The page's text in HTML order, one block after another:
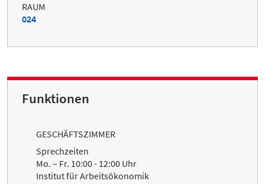
RAUM
024
Funktionen
GESCHÄFTSZIMMER
Sprechzeiten
Mo. – Fr. 10:00 - 12:00 Uhr
Institut für Arbeitsökonomik